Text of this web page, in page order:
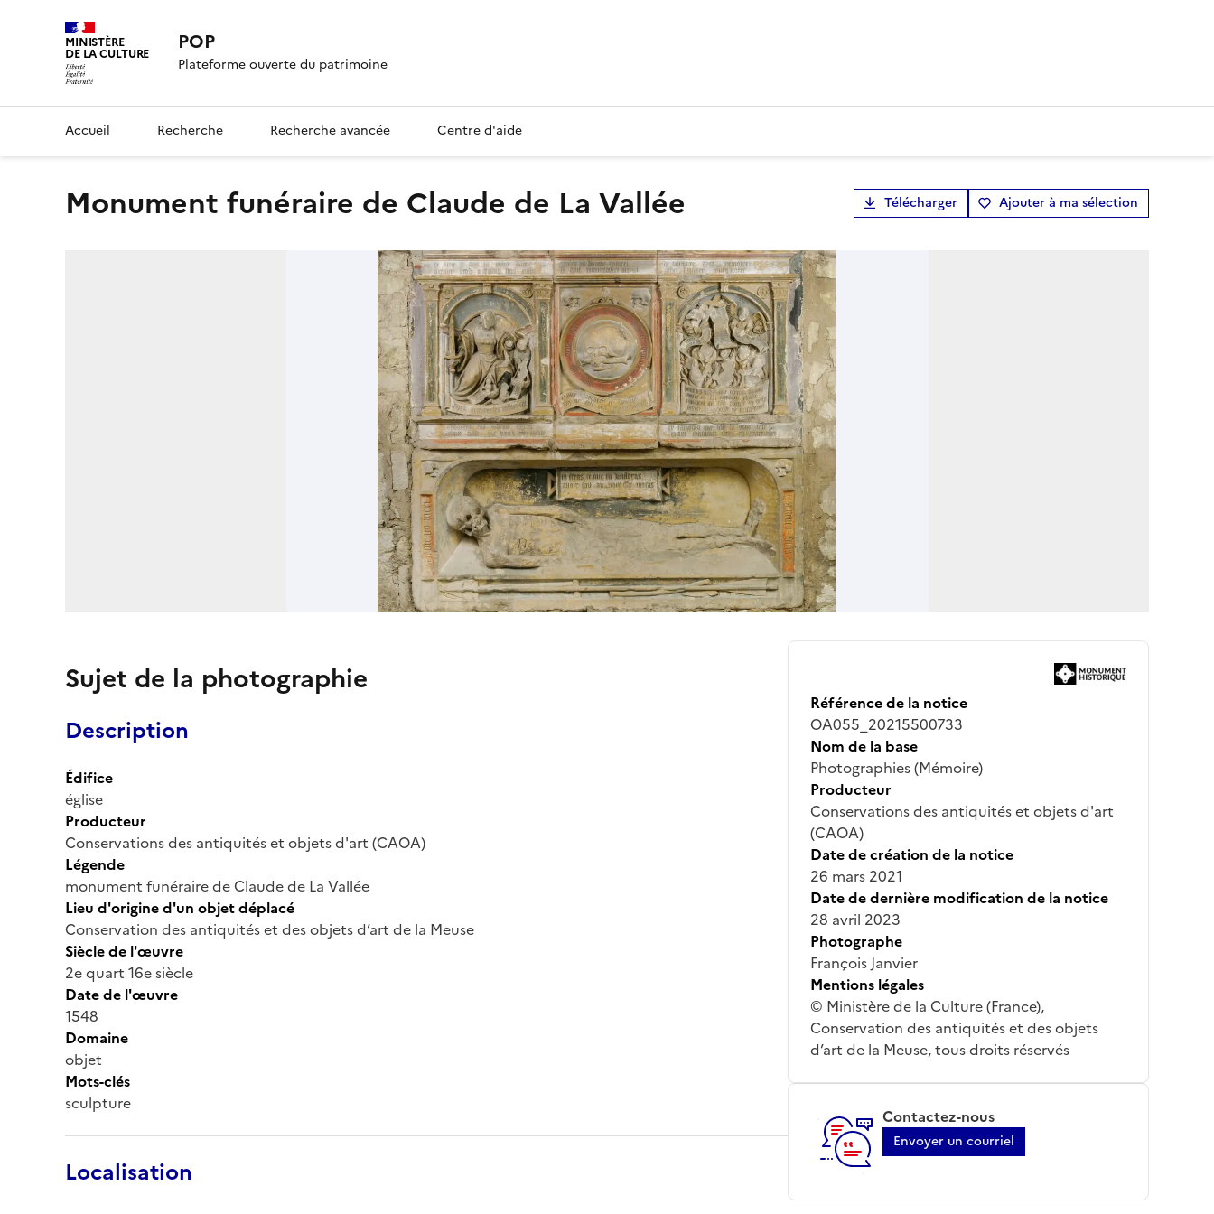
MINISTÈRE
DE LA CULTURE POP
Plateforme ouverte du patrimoine
Accueil Recherche Recherche avancée Centre d'aide
monument funéraire de Claude de La Vallée Télécharger Ajouter à ma sélection
Sujet de la photographie
Description
Édifice
église
Producteur
Conservations des antiquités et objets d'art (CAOA)
Légende
monument funéraire de Claude de La Vallée
Lieu d'origine d'un objet déplacé
Conservation des antiquités et des objets d’art de la Meuse
Siècle de l'œuvre
2e quart 16e siècle
Date de l'œuvre
1548
Domaine
objet
Mots-clés
sculpture
Localisation
Référence de la notice
OA055_20215500733
Nom de la base
Photographies (Mémoire)
Producteur
Conservations des antiquités et objets d'art
(CAOA)
Date de création de la notice
26 mars 2021
Date de dernière modification de la notice
28 avril 2023
Photographe
François Janvier
Mentions légales
© Ministère de la Culture (France),
Conservation des antiquités et des objets
d’art de la Meuse, tous droits réservés
Contactez-nous
Envoyer un courriel